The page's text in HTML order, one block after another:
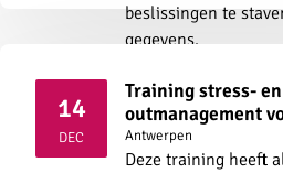
beslissingen te
gegevens.
14
DEC2026
Training stress-
outmanagement
Antwerpen
Deze training heeft